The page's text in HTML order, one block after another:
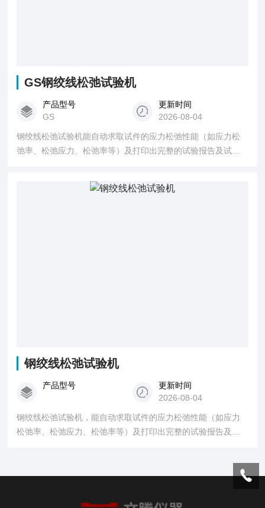
GS钢绞线松弛试验机
产品型号
GS
更新时间
2026-08-04
钢绞线松弛试验机能自动求取试件的应力松弛性能（如应力松
弛率、松弛应力、松弛率等）及打印出完整的试验报告及试验
钢绞线松弛试验机
产品型号
更新时间
2026-08-04
钢绞线松弛试验机，能自动求取试件的应力松弛性能（如应力
松弛率、松弛应力、松弛率等）及打印出完整的试验报告及试